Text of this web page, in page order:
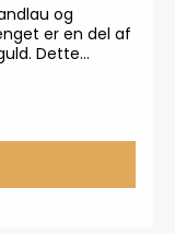
og
er en del af
Dette
mm